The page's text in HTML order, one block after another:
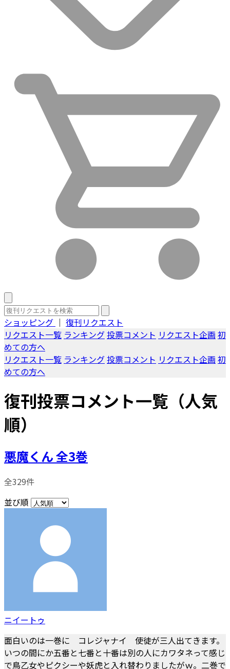
ショッピング ｜ 復刊リクエスト
リクエスト一覧 ランキング投票コメント リクエスト企画 初
めての方へ
リクエスト一覧 ランキング投票コメント リクエスト企画 初
めての方へ
復刊投票コメント一覧（人気
順）
悪魔くん 全3巻
全329件
並び順
ニイートゥ
面白いのは一巻に コレジャナイ 使徒が三人出てきます。
いつの間にか五番と七番と十番は別の人にカワタネって感じ
で鳥乙女やピクシーや妖虎と入れ替わりましたがｗ。二巻で